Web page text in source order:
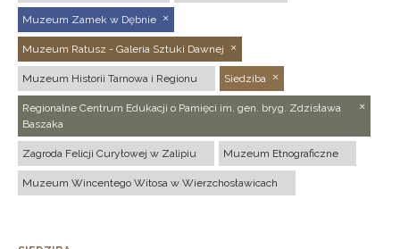
Muzeum Zamek w Dębnie
Muzeum Ratusz - Galeria Sztuki Dawnej
Muzeum Historii Tarnowa i Regionu Siedziba
Regionalne Centrum Edukacji o Pamięci im. gen. bryg. Zdzisława
Baszaka
Zagroda Felicji Curyłowej w Zalipiu Muzeum Etnograficzne
Muzeum Wincentego Witosa w Wierzchosławicach